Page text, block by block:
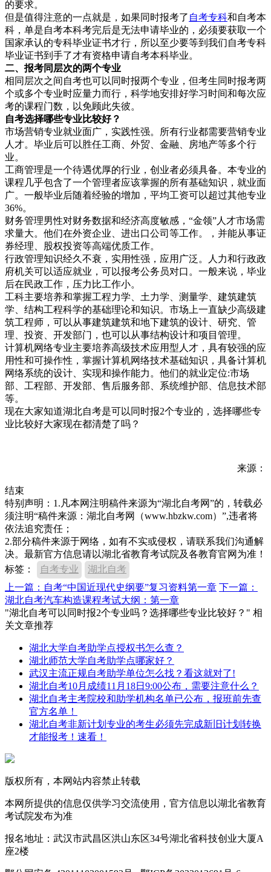
的要求。
但是值得注意的一点就是，如果同时报考了 自考专科和自考本
科，单是自考本科考完后是无法申请毕业的，必须要获取一个
国家承认的专科毕业证书才行，所以至少要等到我们自考专科
毕业证书到手了才有资格申请自考本科毕业。
二、报考同层次的两个专业
相同层次之间自考也可以同时报两个专业，但考生同时报考两
个或多个专业时应量力而行，科学地安排好学习时间和每次应
考的课程门数，以免顾此失彼。
自考选择哪些专业比较好？
市场营销专业就业面广，实践性强。所有行业都需要营销专业
人才。毕业后可以胜任工商、外贸、金融、房地产等多个行
业。
工商管理是一个待遇优厚的行业，创业者必须具备。本专业的
课程几乎包含了一个管理者应该掌握的所有基础知识，就业面
广。一般毕业后随着经验的增加，平均工资可以超过其他专业
36%。
财务管理男性对财务数据和经济高度敏感，“金领”人才市场需
求量大。他们在外资企业、进出口公司等工作。，并能从事证
券经理、股权投资等高端优质工作。
行政管理知识经久不衰，实用性强，应用广泛。人力和行政政
府机关可以适应就业，可以报考公务员对口。一般来说，毕业
后在民政工作，压力比工作小。
工科主要培养和掌握工程力学、土力学、测量学、建筑建筑
学、结构工程科学的基础理论和知识。市场上一直缺少高级建
筑工程师，可以从事建筑建筑和地下建筑的设计、研究、管
理、投资、开发部门，也可以从事结构设计和项目管理。
计算机网络专业主要培养高级技术应用型人才，具有较强的应
用性和可操作性，掌握计算机网络技术基础知识，具备计算机
网络系统的设计、实现和操作能力。他们的就业定位:市场
部、工程部、开发部、售后服务部、系统维护部、信息技术部
等。
现在大家知道湖北自考是可以同时报2个专业的，选择哪些专
业比较好大家现在都清楚了吗？
来源：
结束
特别声明：1.凡本网注明稿件来源为“湖北自考网”的，转载必
须注明“稿件来源：湖北自考网（www.hbzkw.com）”,违者将
依法追究责任；
2.部分稿件来源于网络，如有不实或侵权，请联系我们沟通解
决。最新官方信息请以湖北省教育考试院及各教育官网为准！
标签：
自考专业
湖北自考
上一篇：自考“中国近现代史纲要”复习资料第一章 下一篇：
湖北自考汽车构造课程考试大纲：第一章
"湖北自考可以同时报2个专业吗？选择哪些专业比较好？" 相
关文章推荐
湖北大学自考助学点授权书怎么查？
湖北师范大学自考助学点哪家好？
武汉主流正规自考助学单位怎么找？看这就对了!
湖北自考10月成绩11月18日9:00公布，需要注意什么？
湖北自考主考院校和助学机构名单已公布，报班前先查
官方名单！
湖北自考非新计划专业的考生必须先完成新旧计划转换
才能报考！速看！
版权所有，本网站内容禁止转载
本网所提供的信息仅供学习交流使用，官方信息以湖北省教育
考试院发布为准
报名地址：武汉市武昌区洪山东区34号湖北省科技创业大厦A
座2楼